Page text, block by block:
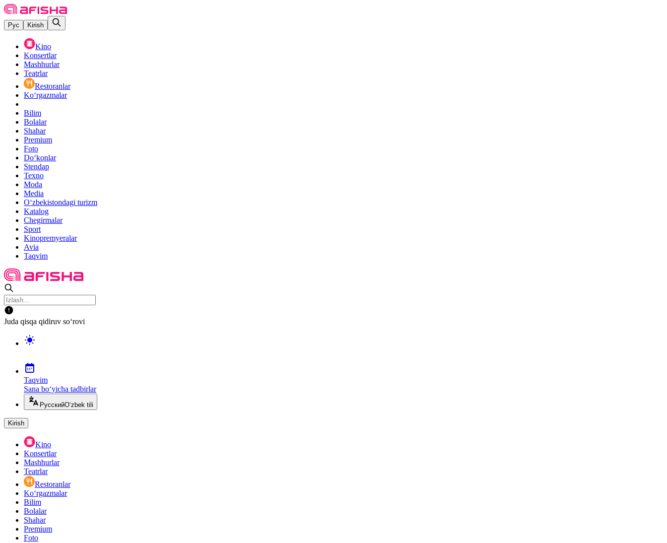
Рус Kirish
Kino
Konsertlar
Mashhurlar
Teatrlar
Restoranlar
Ko‘rgazmalar
Bilim
Bolalar
Shahar
Premium
Foto
Do‘konlar
Stendap
Texno
Moda
Media
O‘zbekistondagi turizm
Katalog
Chegirmalar
Sport
Kinopremyeralar
Avia
Taqvim
Juda qisqa qidiruv so‘rovi
Taqvim
Sana bo‘yicha tadbirlar
РусскийO‘zbek tili
Kirish
Kino
Konsertlar
Mashhurlar
Teatrlar
Restoranlar
Ko‘rgazmalar
Bilim
Bolalar
Shahar
Premium
Foto